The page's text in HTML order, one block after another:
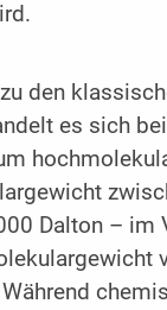
den
es sich
Dalton – im